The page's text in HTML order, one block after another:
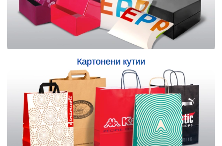
Картонени кутии